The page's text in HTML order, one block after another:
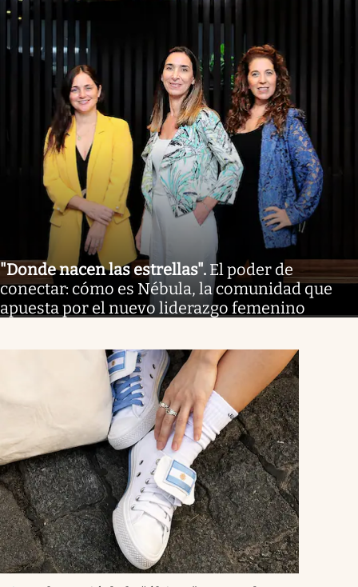
"Donde nacen las estrellas". El poder de
conectar: cómo es Nébula, la comunidad que
apuesta por el nuevo liderazgo femenino